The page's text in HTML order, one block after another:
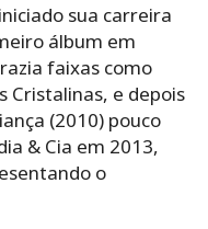
sua carreira
álbum em
faixas como
Cristalinas, e depois
(2010) pouco
& Cia em 2013,
o